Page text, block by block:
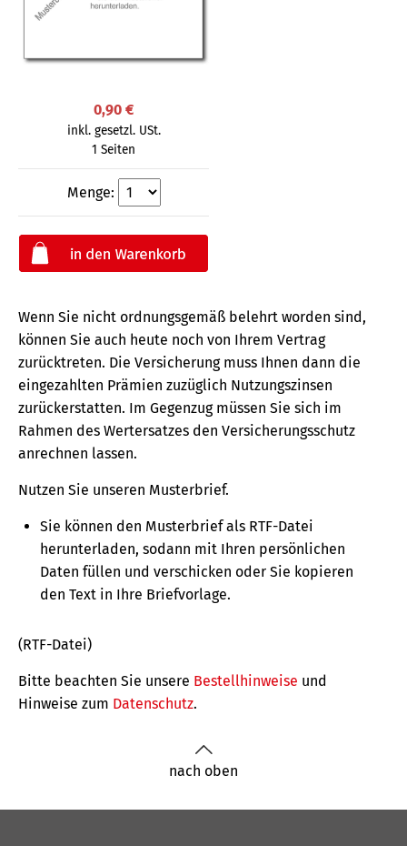
0,90 €
inkl. gesetzl. USt.
1 Seiten
Menge:
Wenn Sie nicht ordnungsgemäß belehrt worden sind,
können Sie auch heute noch von Ihrem Vertrag
zurücktreten. Die Versicherung muss Ihnen dann die
eingezahlten Prämien zuzüglich Nutzungszinsen
zurückerstatten. Im Gegenzug müssen Sie sich im
Rahmen des Wertersatzes den Versicherungs­­schutz
anrechnen lassen.
Nutzen Sie unseren Musterbrief.
Sie können den Musterbrief als RTF-Datei
herunterladen, sodann mit Ihren persönlichen
Daten füllen und verschicken oder Sie kopieren
den Text in Ihre Briefvorlage.
(RTF-Datei)
Bitte beachten Sie unsere Bestellhinweise und
Hinweise zum Datenschutz.
nach oben